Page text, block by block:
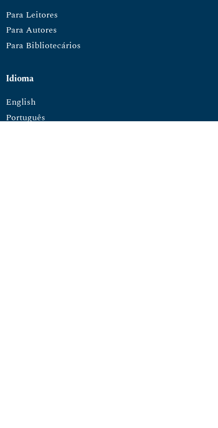
Para Leitores
Para Autores
Para Bibliotecários
Idioma
English
Português